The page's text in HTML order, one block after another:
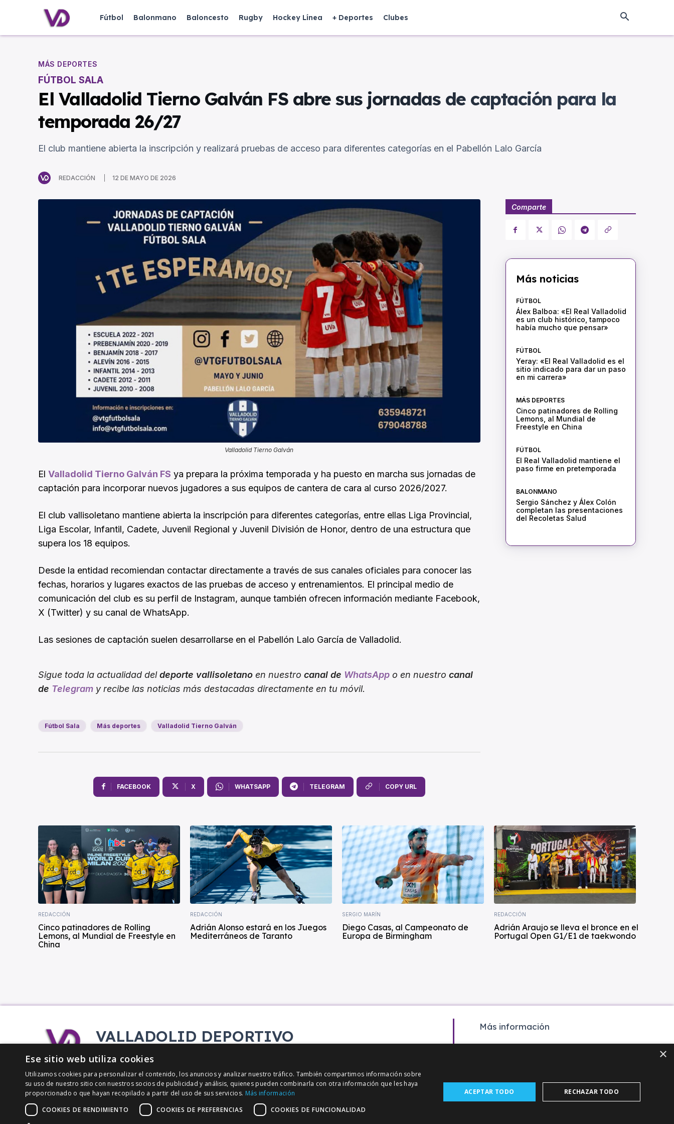
Fútbol Balonmano Baloncesto Rugby Hockey Línea + Deportes Clubes
MÁS DEPORTES
FÚTBOL SALA
El Valladolid Tierno Galván FS abre sus jornadas de captación para la
temporada 26/27
El club mantiene abierta la inscripción y realizará pruebas de acceso para diferentes categorías en el Pabellón Lalo García
REDACCIÓN 12 DE MAYO DE 2026
Valladolid Tierno Galván
El Valladolid Tierno Galván FS ya prepara la próxima temporada y ha puesto en marcha sus jornadas de
captación para incorporar nuevos jugadores a sus equipos de cantera de cara al curso 2026/2027.
El club vallisoletano mantiene abierta la inscripción para diferentes categorías, entre ellas Liga Provincial,
Liga Escolar, Infantil, Cadete, Juvenil Regional y Juvenil División de Honor, dentro de una estructura que
supera los 18 equipos.
Desde la entidad recomiendan contactar directamente a través de sus canales oficiales para conocer las
fechas, horarios y lugares exactos de las pruebas de acceso y entrenamientos. El principal medio de
comunicación del club es su perfil de Instagram, aunque también ofrecen información mediante Facebook,
X (Twitter) y su canal de WhatsApp.
Las sesiones de captación suelen desarrollarse en el Pabellón Lalo García de Valladolid.
Sigue toda la actualidad deldeporte vallisoletano en nuestro canal de WhatsApp o en nuestro canal
de Telegram y recibe las noticias más destacadas directamente en tu móvil.
Fútbol Sala Más deportes Valladolid Tierno Galván
FACEBOOK X WHATSAPP TELEGRAM COPY URL
Comparte
Más noticias
FÚTBOL
Álex Balboa: «El Real Valladolid
es un club histórico, tampoco
había mucho que pensar»
FÚTBOL
Yeray: «El Real Valladolid es el
sitio indicado para dar un paso
en mi carrera»
MÁS DEPORTES
Cinco patinadores de Rolling
Lemons, al Mundial de
Freestyle en China
FÚTBOL
El Real Valladolid mantiene el
paso firme en pretemporada
BALONMANO
Sergio Sánchez y Álex Colón
completan las presentaciones
del Recoletas Salud
REDACCIÓN
Cinco patinadores de Rolling
Lemons, al Mundial de Freestyle en
China
REDACCIÓN
Adrián Alonso estará en los Juegos
Mediterráneos de Taranto
SERGIO MARÍN
Diego Casas, al Campeonato de
Europa de Birmingham
REDACCIÓN
Adrián Araujo se lleva el bronce en el
Portugal Open G1/E1 de taekwondo
VALLADOLID DEPORTIVO
Más información
Agenda
×
Ese sitio web utiliza cookies
Utilizamos cookies para personalizar el contenido, los anuncios y analizar nuestro tráfico. También compartimos información sobre
su uso de nuestro sitio con nuestros socios de publicidad y análisis, quienes pueden combinarla con otra información que les haya
proporcionado o que hayan recopilado a partir del uso de sus servicios. Más información
COOKIES DE RENDIMIENTO
COOKIES DE PREFERENCIAS COOKIES DE FUNCIONALIDAD
ACEPTAR TODO RECHAZAR TODO